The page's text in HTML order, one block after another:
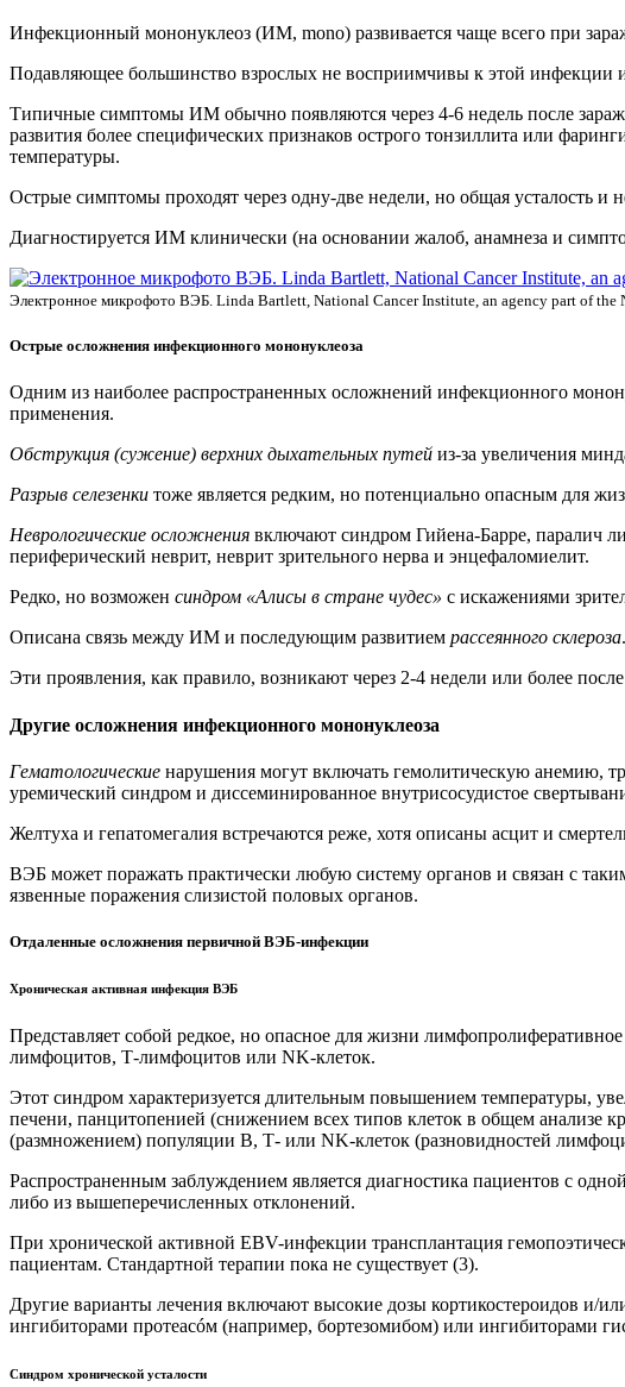
Инфекционный мононуклеоз (ИМ, mono) развивается чаще всего при
Подавляющее большинство взрослых не восприимчивы к этой инфекции
Типичные симптомы ИМ обычно появляются через 4-6 недель после
развития более специфических признаков острого тонзиллита или
температуры.
Острые симптомы проходят через одну-две недели, но общая усталость и
Диагностируется ИМ клинически (на основании жалоб, анамнеза и
Электронное микрофото ВЭБ. Linda Bartlett, National Cancer Institute, an agency part of the
Острые осложнения инфекционного мононуклеоза
Одним из наиболее распространенных осложнений инфекционного
применения.
Обструкция (сужение) верхних дыхательных путей из-за увеличения
Разрыв селезенки тоже является редким, но потенциально опасным для
Неврологические осложнения включают синдром Гийена-Барре, паралич
периферический неврит, неврит зрительного нерва и энцефаломиелит.
Редко, но возможен синдром «Алисы в стране чудес» с искажениями
Описана связь между ИМ и последующим развитием рассеянного склероза.
Эти проявления, как правило, возникают через 2-4 недели или более
Другие осложнения инфекционного мононуклеоза
Гематологические нарушения могут включать гемолитическую анемию,
уремический синдром и диссеминированное внутрисосудистое
Желтуха и гепатомегалия встречаются реже, хотя описаны асцит и
ВЭБ может поражать практически любую систему органов и связан с
язвенные поражения слизистой половых органов.
Отдаленные осложнения первичной ВЭБ-инфекции
Хроническая активная инфекция ВЭБ
Представляет собой редкое, но опасное для жизни
лимфоцитов, Т-лимфоцитов или NK-клеток.
Этот синдром характеризуется длительным повышением температуры,
печени, панцитопенией (снижением всех типов клеток в общем
(размножением) популяции В, Т- или NK-клеток (разновидностей
Распространенным заблуждением является диагностика пациентов с
либо из вышеперечисленных отклонений.
При хронической активной EBV-инфекции трансплантация
пациентам. Стандартной терапии пока не существует (3).
Другие варианты лечения включают высокие дозы кортикостероидов
ингибиторами протеасóм (например, бортезомибом) или ингибиторами
Синдром хронической усталости